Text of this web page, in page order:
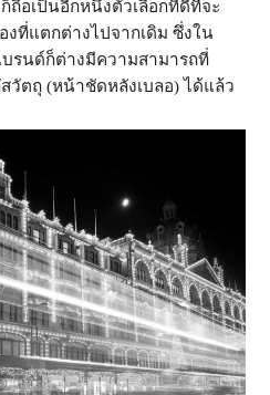
ก็ถือเป็นอีกหนึ่งตัวเลือกที่ดีที่จะ
ที่แตกต่างไปจากเดิม ซึ่งใน
รนด์ก็ต่างมีความสามารถที่
วัตถุ (หน้าชัดหลังเบลอ) ได้แล้ว